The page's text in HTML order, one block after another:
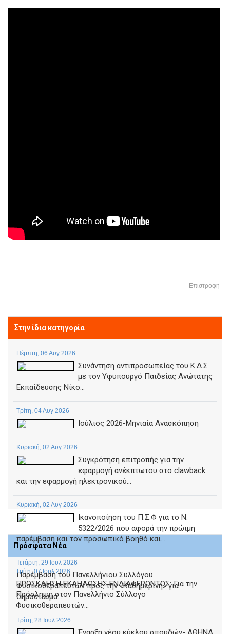
Επιστροφή
Στην ίδια κατηγορία
Πέμπτη, 06 Αυγ 2026
Συνάντηση αντιπροσωπείας του Κ.Δ.Σ
με τον Υφυπουργό Παιδείας Ανώτατης
Εκπαίδευσης Νίκο...
Τρίτη, 04 Αυγ 2026
Ιούλιος 2026-Μηνιαία Ανασκόπηση
Κυριακή, 02 Αυγ 2026
Συγκρότηση επιτροπής για την
εφαρμογή ανέκπτωτου στο clawback
και την εφαρμογή ηλεκτρονικού...
Κυριακή, 02 Αυγ 2026
Ικανοποίηση του Π.Σ.Φ για το Ν.
5322/2026 που αφορά την πρώιμη
παρέμβαση και τον προσωπικό βοηθό και...
Τετάρτη, 29 Ιουλ 2026
Παρέμβαση του Πανελλήνιου Συλλόγου
Φυσικοθεραπευτών προς την «Καθημερινή» για
δημοσίευμα...
Τρίτη, 28 Ιουλ 2026
Πρόσφατα Νέα
Τρίτη, 07 Ιουλ 2026
ΠΡΟΣΚΛΗΣΗ ΕΚΔΗΛΩΣΗΣ ΕΝΔΙΑΦΕΡΟΝΤΟΣ: Για την
Πρόσληψη στον Πανελλήνιο Σύλλογο
Φυσικοθεραπευτών...